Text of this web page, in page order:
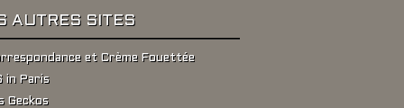
AUTRES SITES
et Crème Fouettée
in Paris
Geckos